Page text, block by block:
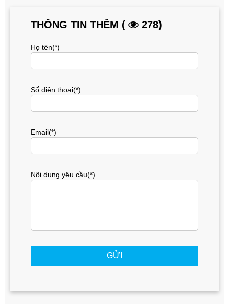
THÔNG TIN THÊM ( 278)
Họ tên(*)
Số điện thoại(*)
Email(*)
Nội dung yêu cầu(*)
GỬI